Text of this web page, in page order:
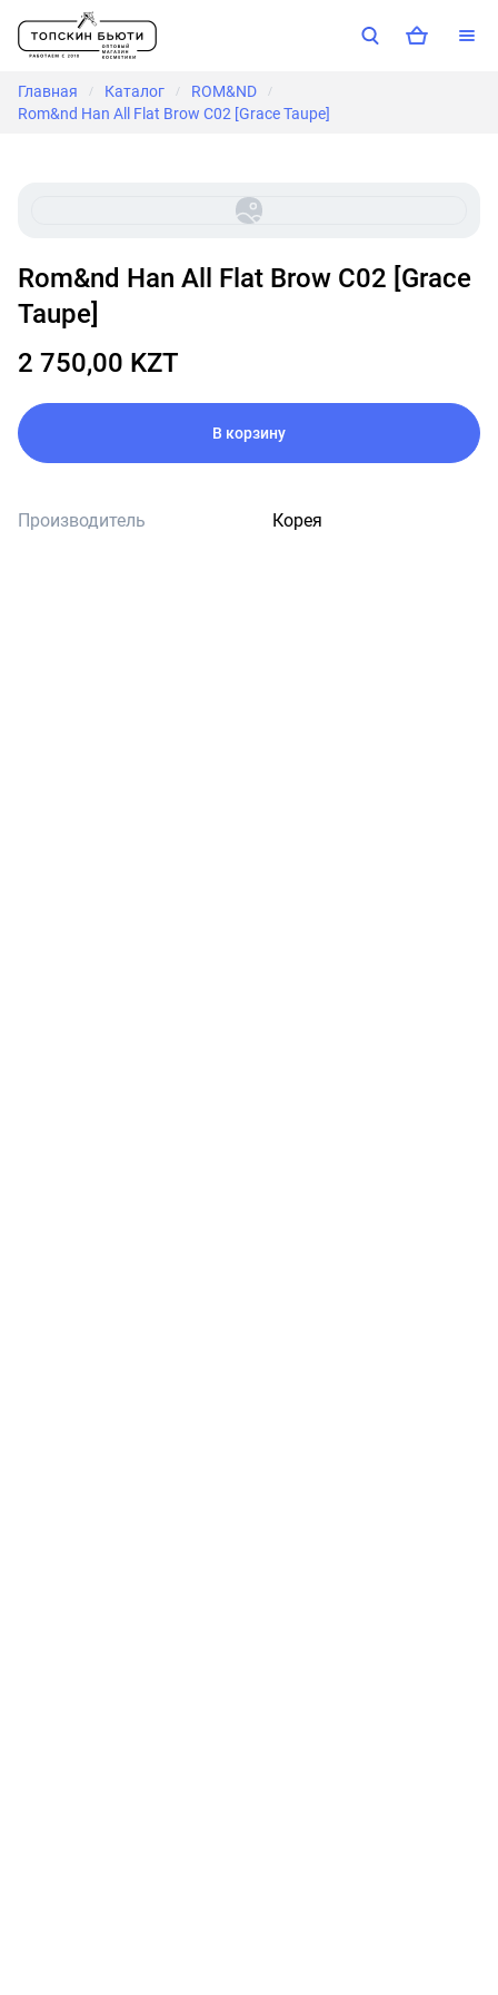
Главная / Каталог / ROM&ND /
Rom&nd Han All Flat Brow C02 [Grace Taupe]
Rom&nd Han All Flat Brow C02 [Grace
Taupe]
2 750,00 KZT
В корзину
Производитель Корея